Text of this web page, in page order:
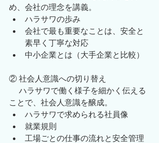
め、会社の理念を講義。
ハラサワの歩み
会社で最も重要なことは、安全と
素早く丁寧な対応
中小企業とは（大手企業と比較）
② 社会人意識への切り替え
ハラサワで働く様子を細かく伝える
ことで、社会人意識を醸成。
ハラサワで求められる社員像
就業規則
工場ごとの仕事の流れと安全管理